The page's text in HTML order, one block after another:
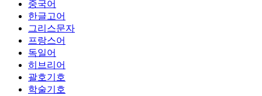
중국어
한글고어
그리스문자
프랑스어
독일어
히브리어
괄호기호
학술기호